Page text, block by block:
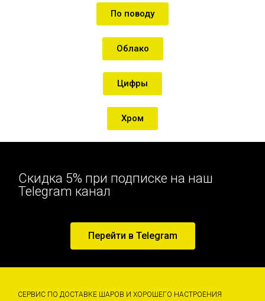
По поводу
Облако
Цифры
Хром
Скидка 5% при подписке на наш
Telegram канал
Перейти в Telegram
СЕРВИС ПО ДОСТАВКЕ ШАРОВ И ХОРОШЕГО НАСТРОЕНИЯ